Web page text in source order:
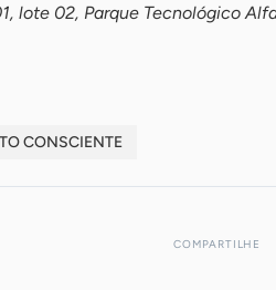
lote 02, Parque Tecnológico
CONSCIENTE
COMPARTILHE